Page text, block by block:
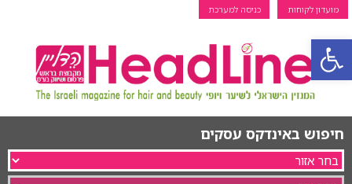
פתח סרגל נגישות
מועדון לקוחות כניסה למערכת
חיפוש באינדקס עסקים